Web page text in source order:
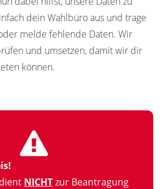
dein Wahlbüro aus und trage
melde fehlende Daten. Wir
und umsetzen, damit wir dir
können.
NICHTzur Beantragung